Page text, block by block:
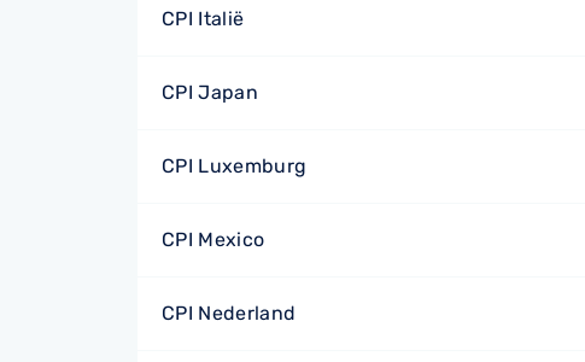
CPI Italië
CPI Japan
CPI Luxemburg
CPI Mexico
CPI Nederland